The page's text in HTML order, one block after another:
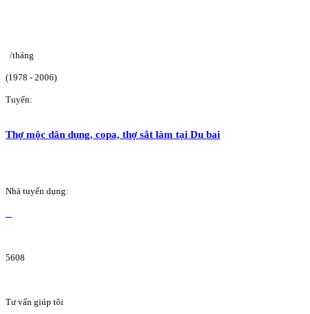
/tháng
(1978 - 2006)
Tuyển:
Thợ mộc dân dụng, copa, thợ sắt làm tại Du bai
Nhà tuyển dụng:
5608
Tư vấn giúp tôi